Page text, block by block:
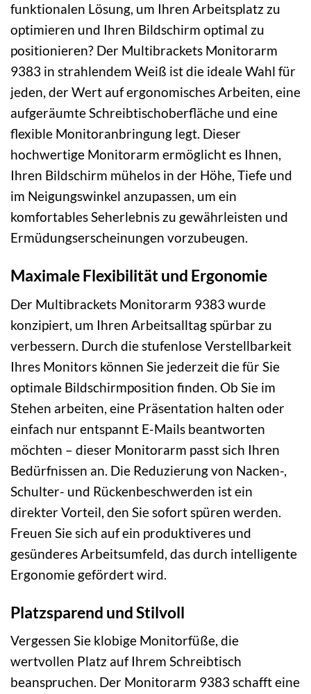
funktionalen Lösung, um Ihren Arbeitsplatz zu
optimieren und Ihren Bildschirm optimal zu
positionieren? Der Multibrackets Monitorarm
9383 in strahlendem Weiß ist die ideale Wahl für
jeden, der Wert auf ergonomisches Arbeiten, eine
aufgeräumte Schreibtischoberfläche und eine
flexible Monitoranbringung legt. Dieser
hochwertige Monitorarm ermöglicht es Ihnen,
Ihren Bildschirm mühelos in der Höhe, Tiefe und
im Neigungswinkel anzupassen, um ein
komfortables Seherlebnis zu gewährleisten und
Ermüdungserscheinungen vorzubeugen.
Maximale Flexibilität und Ergonomie
Der Multibrackets Monitorarm 9383 wurde
konzipiert, um Ihren Arbeitsalltag spürbar zu
verbessern. Durch die stufenlose Verstellbarkeit
Ihres Monitors können Sie jederzeit die für Sie
optimale Bildschirmposition finden. Ob Sie im
Stehen arbeiten, eine Präsentation halten oder
einfach nur entspannt E-Mails beantworten
möchten – dieser Monitorarm passt sich Ihren
Bedürfnissen an. Die Reduzierung von Nacken-,
Schulter- und Rückenbeschwerden ist ein
direkter Vorteil, den Sie sofort spüren werden.
Freuen Sie sich auf ein produktiveres und
gesünderes Arbeitsumfeld, das durch intelligente
Ergonomie gefördert wird.
Platzsparend und Stilvoll
Vergessen Sie klobige Monitorfüße, die
wertvollen Platz auf Ihrem Schreibtisch
beanspruchen. Der Monitorarm 9383 schafft eine